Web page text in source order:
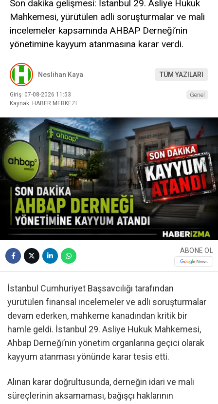
Son dakika gelişmesi: İstanbul 29. Asliye Hukuk
Mahkemesi, yürütülen adli soruşturmalar ve mali
incelemeler kapsamında AHBAP Derneği’nin
yönetimine kayyum atanmasına karar verdi.
Neslihan Kaya TÜM YAZILARI
Giriş: 07-08-2026 11:53
Kaynak: HABER MERKEZI
Genel
ABONE OL
İstanbul Cumhuriyet Başsavcılığı tarafından
yürütülen finansal incelemeler ve adli soruşturmalar
devam ederken, mahkeme kanadından kritik bir
hamle geldi. İstanbul 29. Asliye Hukuk Mahkemesi,
Ahbap Derneği’nin yönetim organlarına geçici olarak
kayyum atanması yönünde karar tesis etti.
Alınan karar doğrultusunda, derneğin idari ve mali
süreçlerinin aksamaması, bağışçı haklarının